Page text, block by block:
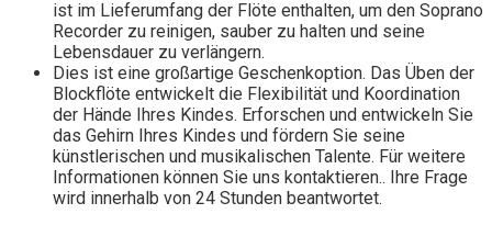
ist im Lieferumfang der Flöte enthalten, um den Soprano
Recorder zu reinigen, sauber zu halten und seine
Lebensdauer zu verlängern.
Dies ist eine großartige Geschenkoption. Das Üben der
Blockflöte entwickelt die Flexibilität und Koordination
der Hände Ihres Kindes. Erforschen und entwickeln Sie
das Gehirn Ihres Kindes und fördern Sie seine
künstlerischen und musikalischen Talente. Für weitere
Informationen können Sie uns kontaktieren.. Ihre Frage
wird innerhalb von 24 Stunden beantwortet.